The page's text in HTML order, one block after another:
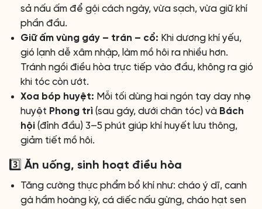
sả nấu ấm để gội cách ngày, vừa sạch, vừa giữ khí
phần đầu.
Giữ ấm vùng gáy – trán – cổ: Khi dương khí yếu,
gió lạnh dễ xâm nhập, làm mồ hôi ra nhiều hơn.
Tránh ngồi điều hòa trực tiếp vào đầu, không ra gió
khi tóc còn ướt.
Xoa bóp huyệt: Mỗi tối dùng hai ngón tay day nhẹ
huyệt Phong trì (sau gáy, dưới chân tóc) và Bách
hội (đỉnh đầu) 3–5 phút giúp khí huyết lưu thông,
giảm tiết mồ hôi.
3️⃣ Ăn uống, sinh hoạt điều hòa
Tăng cường thực phẩm bổ khí như: cháo ý dĩ, canh
gà hầm hoàng kỳ, cá diếc nấu gừng, cháo hạt sen